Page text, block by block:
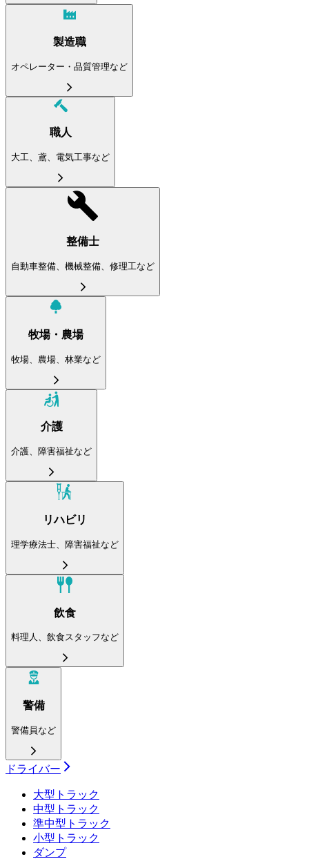
製造職
オペレーター・品質管理など
職人
大工、鳶、電気工事など
整備士
自動車整備、機械整備、修理工など
牧場・農場
牧場、農場、林業など
介護
介護、障害福祉など
リハビリ
理学療法士、障害福祉など
飲食
料理人、飲食スタッフなど
警備
警備員など
ドライバー
大型トラック
中型トラック
準中型トラック
小型トラック
ダンプ